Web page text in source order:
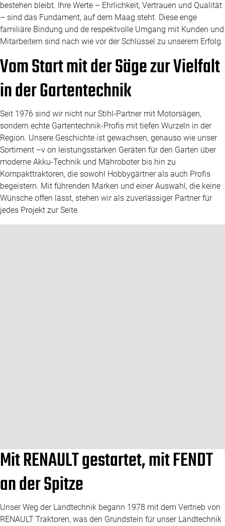
bestehen bleibt. Ihre Werte – Ehrlichkeit, Vertrauen und Qualität
– sind das Fundament, auf dem Maag steht. Diese enge
familiäre Bindung und de respektvolle Umgang mit Kunden und
Mitarbeitern sind nach wie vor der Schlüssel zu unserem Erfolg.
Vom Start mit der Säge zur Vielfalt
in der Gartentechnik
Seit 1976 sind wir nicht nur Stihl-Partner mit Motorsägen,
sondern echte Gartentechnik-Profis mit tiefen Wurzeln in der
Region. Unsere Geschichte ist gewachsen, genauso wie unser
Sortiment –v on leistungsstarken Geräten für den Garten über
moderne Akku-Technik und Mähroboter bis hin zu
Kompakttraktoren, die sowohl Hobbygärtner als auch Profis
begeistern. Mit führenden Marken und einer Auswahl, die keine
Wünsche offen lässt, stehen wir als zuverlässiger Partner für
jedes Projekt zur Seite.
Mit RENAULT gestartet, mit FENDT
an der Spitze
Unser Weg der Landtechnik begann 1978 mit dem Vertrieb von
RENAULT Traktoren, was den Grundstein für unser Landtechnik